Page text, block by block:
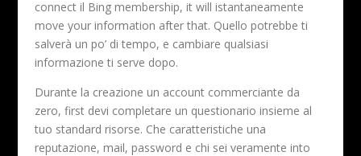
connect il Bing membership, it will istantaneamente
move your information after that. Quello potrebbe ti
salverà un po’ di tempo, e cambiare qualsiasi
informazione ti serve dopo.
Durante la creazione un account commerciante da
zero, first devi completare un questionario insieme al
tuo standard risorse. Che caratteristiche una
reputazione, mail, password e chi sei veramente into